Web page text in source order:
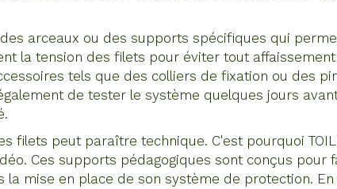
arceaux ou des supports spécifiques qui
la tension des filets pour éviter tout
tels que des colliers de fixation ou des
de tester le système quelques jours
filets peut paraître technique. C'est pourquoi
Ces supports pédagogiques sont conçus pour
mise en place de son système de protection.